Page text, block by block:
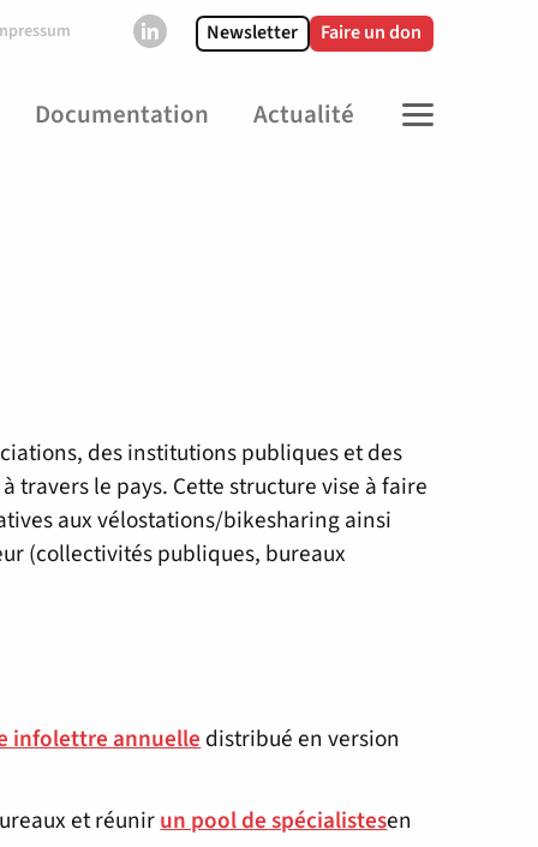
Newsletter Faire un don
Documentation Actualité MENU
des institutions publiques et des
travers le pays. Cette structure vise à faire
aux vélostations/bikesharing ainsi
(collectivités publiques, bureaux
infolettre annuelledistribué en version
et réunirun pool de spécialistesen